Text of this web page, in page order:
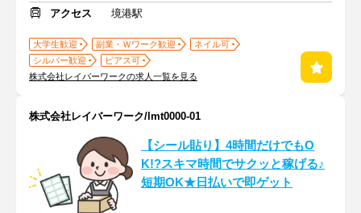
アクセス
境港駅
大学生歓迎 副業・Ｗワーク歓迎
ネイル可
シルバー歓迎
ピアス可
株式会社レイバーワークの求人一覧を見る
株式会社レイバーワーク/lmt0000-01
【シール貼り】4時間だけでもO
K!?スキマ時間でサクッと稼げる♪
短期OK★日払いで即ゲット